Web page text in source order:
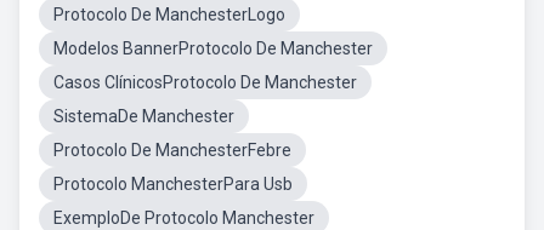
Protocolo De ManchesterLogo
Modelos BannerProtocolo De Manchester
Casos ClínicosProtocolo De Manchester
SistemaDe Manchester
Protocolo De ManchesterFebre
Protocolo ManchesterPara Usb
ExemploDe Protocolo Manchester